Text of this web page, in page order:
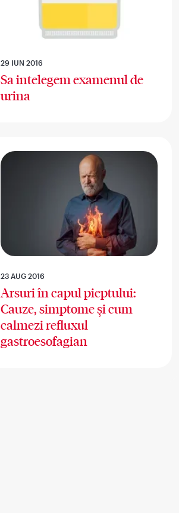
29 IUN 2016
Sa intelegem examenul de
urina
23 AUG 2016
Arsuri în capul pieptului:
Cauze, simptome și cum
calmezi refluxul
gastroesofagian